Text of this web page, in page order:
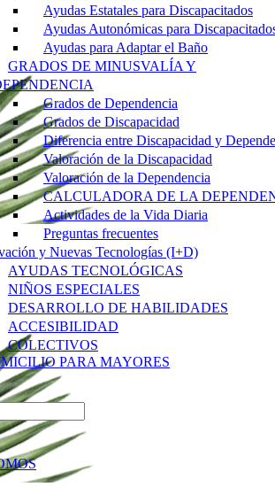
Ayudas Estatales para Discapacitados
Ayudas Autonómicas para
Ayudas para Adaptar el Baño
GRADOS DE MINUSVALÍA Y
Grados de Dependencia
Grados de Discapacidad
Diferencia entre Discapacidad y
Valoración de la Discapacidad
Valoración de la Dependencia
CALCULADORA DE LA
Actividades de la Vida Diaria
Preguntas frecuentes
y Nuevas Tecnologías (I+D)
AYUDAS TECNOLÓGICAS
NIÑOS ESPECIALES
DESARROLLO DE HABILIDADES
ACCESIBILIDAD
COLECTIVOS
PARA MAYORES